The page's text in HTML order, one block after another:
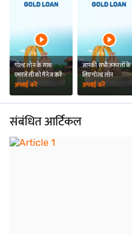
गोल्ड लोन के साथ
एमरजेंसी को मैनेज करें
अप्लाई करें
आपकी सभी ज़रूरतों के
लिए गोल्ड लोन
अप्लाई करें
संबंधित आर्टिकल